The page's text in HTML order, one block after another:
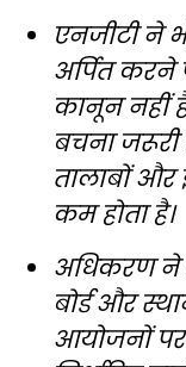
एनजीटी ने
अर्पित करने
कानून नहीं
बचना
तालाबों और
कम होता है।
अधिकरण ने
बोर्ड और
आयोजनों पर